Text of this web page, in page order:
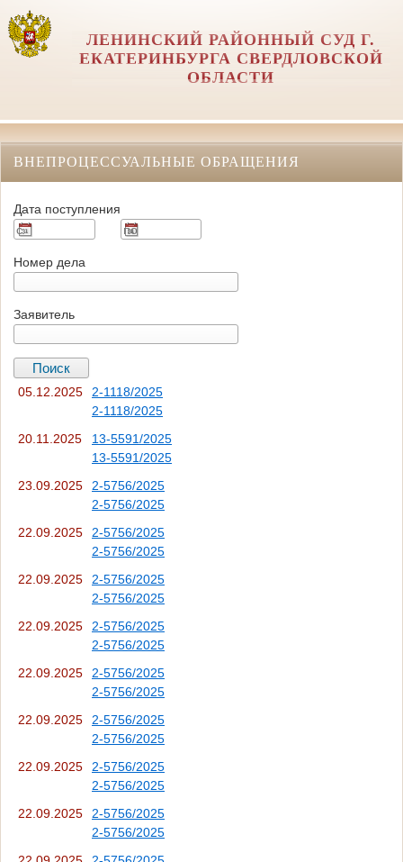
ЛЕНИНСКИЙ РАЙОННЫЙ СУД Г.
ЕКАТЕРИНБУРГА СВЕРДЛОВСКОЙ
ОБЛАСТИ
ВНЕПРОЦЕССУАЛЬНЫЕ ОБРАЩЕНИЯ
Дата поступления
Номер дела
Заявитель
05.12.2025
2-1118/2025
2-1118/2025
20.11.2025
13-5591/2025
13-5591/2025
23.09.2025
2-5756/2025
2-5756/2025
22.09.2025
2-5756/2025
2-5756/2025
22.09.2025
2-5756/2025
2-5756/2025
22.09.2025
2-5756/2025
2-5756/2025
22.09.2025
2-5756/2025
2-5756/2025
22.09.2025
2-5756/2025
2-5756/2025
22.09.2025
2-5756/2025
2-5756/2025
22.09.2025
2-5756/2025
2-5756/2025